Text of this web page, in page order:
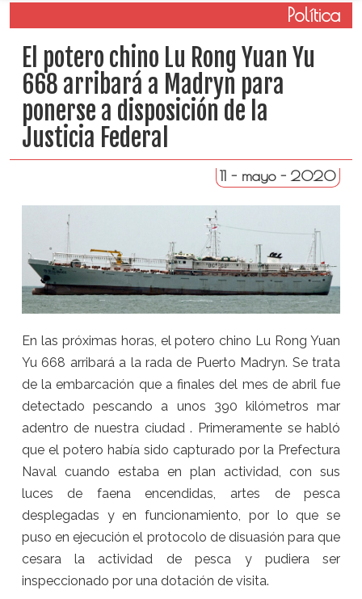
Política
El potero chino Lu Rong Yuan Yu
668 arribará a Madryn para
ponerse a disposición de la
Justicia Federal
11 - mayo - 2020
En las próximas horas, el potero chino Lu Rong Yuan
Yu 668 arribará a la rada de Puerto Madryn. Se trata
de la embarcación que a finales del mes de abril fue
detectado pescando a unos 390 kilómetros mar
adentro de nuestra ciudad . Primeramente se habló
que el potero había sido capturado por la Prefectura
Naval cuando estaba en plan actividad, con sus
luces de faena encendidas, artes de pesca
desplegadas y en funcionamiento, por lo que se
puso en ejecución el protocolo de disuasión para que
cesara la actividad de pesca y pudiera ser
inspeccionado por una dotación de visita.